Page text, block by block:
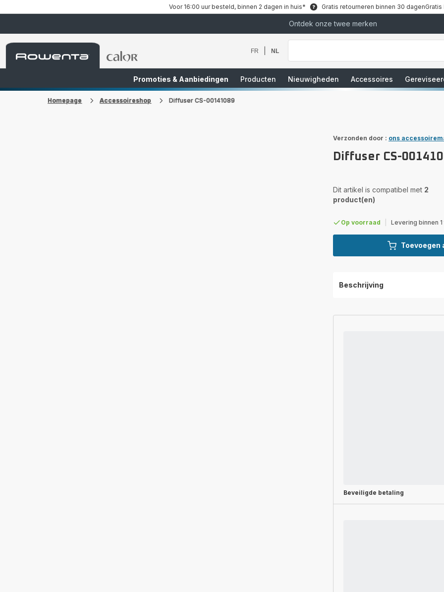
Voor 16:00 uur besteld, binnen 2 dagen in huis* Gratis retourneren binnen 30 dagen
Ontdek onze twee merken
Rowenta-
startpagina
Rowenta-
FR NL
Waar
bent
Promoties & Aanbiedingen Producten Nieuwigheden Accessoires
Homepage Accessoireshop Diffuser CS-00141089
Verzonden door : ons
Diffuser CS-
Dit artikel is compatibel met 2
product(en)
Op voorraad Levering binnen
Toevoegen
Beschrijving
Beveiligde betaling